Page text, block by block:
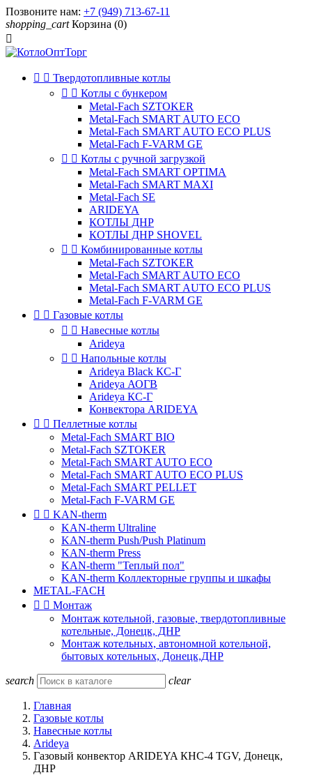
Позвоните нам: +7 (949) 713-67-11
shopping_cart Корзина (0)

  Твердотопливные котлы
  Котлы с бункером
Metal-Fach SZTOKER
Metal-Fach SMART AUTO ECO
Metal-Fach SMART AUTO ECO PLUS
Metal-Fach F-VARM GE
  Котлы с ручной загрузкой
Metal-Fach SMART OPTIMA
Metal-Fach SMART MAXI
Metal-Fach SE
ARIDEYA
КОТЛЫ ДНР
КОТЛЫ ДНР SHOVEL
  Комбинированные котлы
Metal-Fach SZTOKER
Metal-Fach SMART AUTO ECO
Metal-Fach SMART AUTO ECO PLUS
Metal-Fach F-VARM GE
  Газовые котлы
  Навесные котлы
Arideya
  Напольные котлы
Arideya Black КС-Г
Arideya АОГВ
Arideya КС-Г
Конвектора ARIDEYA
  Пеллетные котлы
Metal-Fach SMART BIO
Metal-Fach SZTOKER
Metal-Fach SMART AUTO ECO
Metal-Fach SMART AUTO ECO PLUS
Metal-Fach SMART PELLET
Metal-Fach F-VARM GE
  KAN-therm
KAN-therm Ultraline
KAN-therm Push/Push Platinum
KAN-therm Press
KAN-therm "Теплый пол"
KAN-therm Коллекторные группы и шкафы
METAL-FACH
  Монтаж
Монтаж котельной, газовые, твердотопливные
котельные, Донецк, ДНР
Монтаж котельных, автономной котельной,
бытовых котельных, Донецк,ДНР
search clear
Главная
Газовые котлы
Навесные котлы
Arideya
Газовый конвектор ARIDEYA КНС-4 TGV, Донецк,
ДНР